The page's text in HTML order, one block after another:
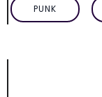
PUNK